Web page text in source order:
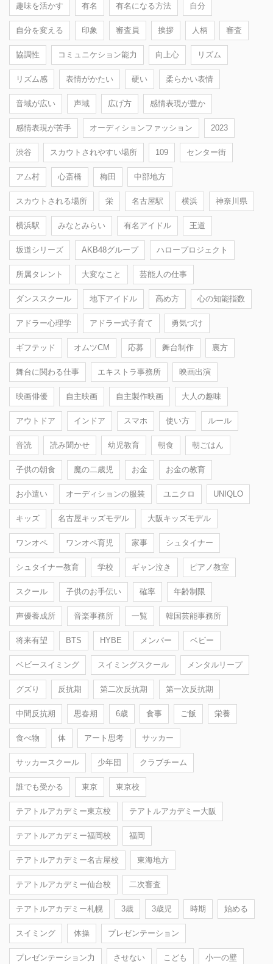
趣味を活かす 有名 有名になる方法 自分
自分を変える 印象 審査員 挨拶 人柄 審査
協調性 コミュニケション能力 向上心 リズム
リズム感 表情がかたい 硬い 柔らかい表情
音域が広い 声域 広げ方 感情表現が豊か
感情表現が苦手 オーディションファッション 2023
渋谷 スカウトされやすい場所 109 センター街
アム村 心斎橋 梅田 中部地方
スカウトされる場所 栄 名古屋駅 横浜 神奈川県
横浜駅 みなとみらい 有名アイドル 王道
坂道シリーズ AKB48グループ ハロープロジェクト
所属タレント 大変なこと 芸能人の仕事
ダンススクール 地下アイドル 高め方 心の知能指数
アドラー心理学 アドラー式子育て 勇気づけ
ギフテッド オムツCM 応募 舞台制作 裏方
舞台に関わる仕事 エキストラ事務所 映画出演
映画俳優 自主映画 自主製作映画 大人の趣味
アウトドア インドア スマホ 使い方 ルール
音読 読み聞かせ 幼児教育 朝食 朝ごはん
子供の朝食 魔の二歳児 お金 お金の教育
お小遣い オーディションの服装 ユニクロ UNIQLO
キッズ 名古屋キッズモデル 大阪キッズモデル
ワンオペ ワンオペ育児 家事 シュタイナー
シュタイナー教育 学校 ギャン泣き ピアノ教室
スクール 子供のお手伝い 確率 年齢制限
声優養成所 音楽事務所 一覧 韓国芸能事務所
将来有望 BTS HYBE メンバー ベビー
ベビースイミング スイミングスクール メンタルリープ
グズり 反抗期 第二次反抗期 第一次反抗期
中間反抗期 思春期 6歳 食事 ご飯 栄養
食べ物 体 アート思考 サッカー
サッカースクール 少年団 クラブチーム
誰でも受かる 東京 東京校
テアトルアカデミー東京校 テアトルアカデミー大阪
テアトルアカデミー福岡校 福岡
テアトルアカデミー名古屋校 東海地方
テアトルアカデミー仙台校 二次審査
テアトルアカデミー札幌 3歳 3歳児 時期 始める
スイミング 体操 プレゼンテーション
プレゼンテーション力 させない こども 小一の壁